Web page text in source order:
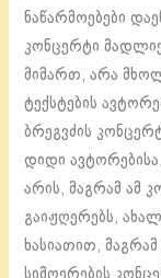
ნაწარმოებები
კონცერტი
მიმართ, არა
ტექსტების
ბრეგვძის
დიდი
არის, მაგრამ ამ
გაიჟღერებს,
ხასიათით,